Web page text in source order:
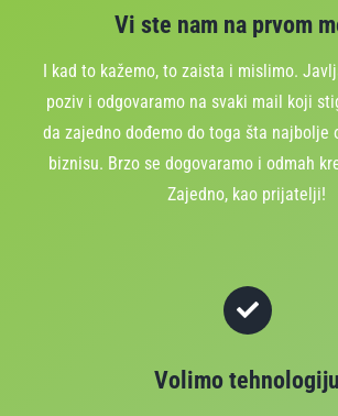
Vi ste nam na prvom
I kad to kažemo, to zaista i mislimo.
poziv i odgovaramo na svaki mail koji
da zajedno dođemo do toga šta najbolje
biznisu. Brzo se dogovaramo i odmah
Zajedno, kao prijatelji!
Volimo tehnologiju